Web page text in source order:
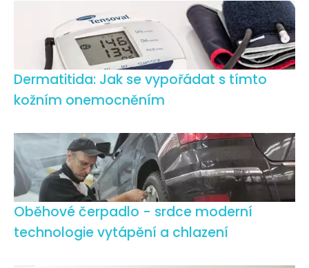
Dermatitida: Jak se vypořádat s tímto
kožním onemocněním
Oběhové čerpadlo - srdce moderní
technologie vytápění a chlazení